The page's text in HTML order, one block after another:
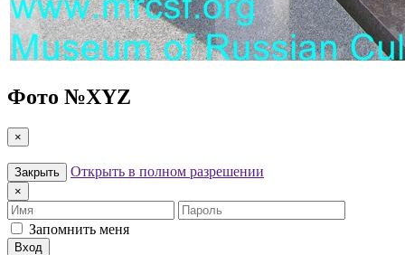
Фото №XYZ
×
Закрыть Открыть в полном разрешении
×
Имя
Пароль
Запомнить меня
Вход